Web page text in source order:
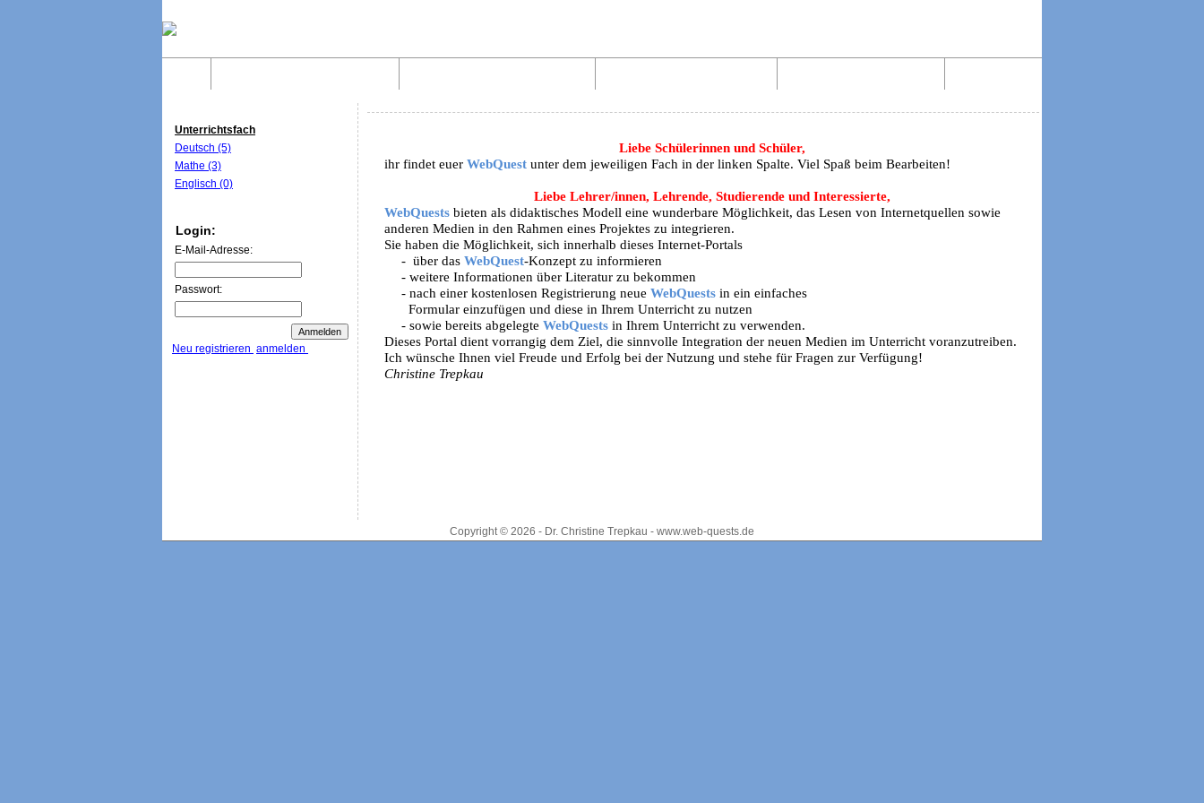
Unterrichtsfach
Deutsch (5)
Mathe (3)
Englisch (0)
Login:
E-Mail-Adresse:
Passwort:
Neu registrieren anmelden
Liebe Schülerinnen und Schüler,
ihr findet euer WebQuest unter dem jeweiligen Fach in der linken Spalte. Viel Spaß beim Bearbeiten!
Liebe Lehrer/innen, Lehrende, Studierende und Interessierte,
WebQuestsbieten als didaktisches Modell eine wunderbare Möglichkeit, das Lesen von Internetquellen sowie
anderen Medien in den Rahmen eines Projektes zu integrieren.
Sie haben die Möglichkeit, sich innerhalb dieses Internet-Portals
- über das WebQuest-Konzept zu informieren
- weitere Informationen über Literatur zu bekommen
- nach einer kostenlosen Registrierung neue WebQuestsin ein einfaches
Formular einzufügen und diese in Ihrem Unterricht zu nutzen
- sowie bereits abgelegte WebQuestsin Ihrem Unterricht zu verwenden.
Dieses Portal dient vorrangig dem Ziel, die sinnvolle Integration der neuen Medien im Unterricht voranzutreiben.
Ich wünsche Ihnen viel Freude und Erfolg bei der Nutzung und stehe für Fragen zur Verfügung!
Christine Trepkau
Copyright © 2026 - Dr. Christine Trepkau - www.web-quests.de